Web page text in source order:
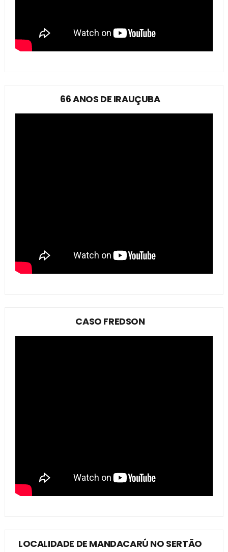
66 ANOS DE IRAUÇUBA
CASO FREDSON
LOCALIDADE DE MANDACARÚ NO SERTÃO